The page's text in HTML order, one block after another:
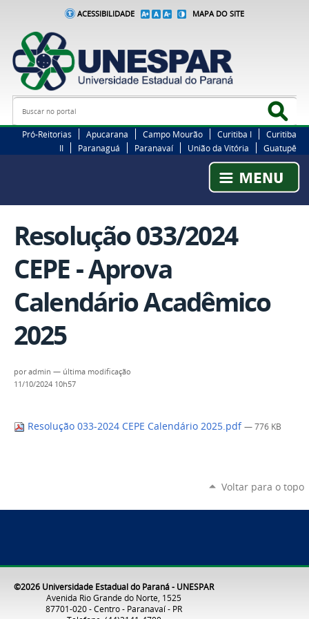
ACESSIBILIDADE MAPA DO SITE
Busca
Pró-Reitorias Apucarana Campo Mourão Curitiba I
Curitiba
II
Paranaguá Paranavaí União da Vitória Guatupê
Resolução 033/2024
CEPE - Aprova
Calendário Acadêmico
2025
poradmin — última modificação
11/10/2024 10h57
Resolução 033-2024 CEPE Calendário 2025.pdf — 776 KB
Voltar para o topo
©2026 Universidade Estadual do Paraná - UNESPAR
Avenida Rio Grande do Norte, 1525
87701-020 - Centro - Paranavaí - PR